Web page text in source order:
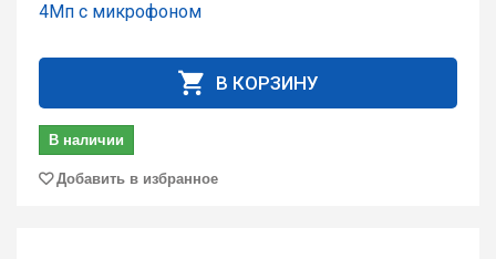
4Мп с микрофоном
В КОРЗИНУ
В наличии
Добавить в избранное